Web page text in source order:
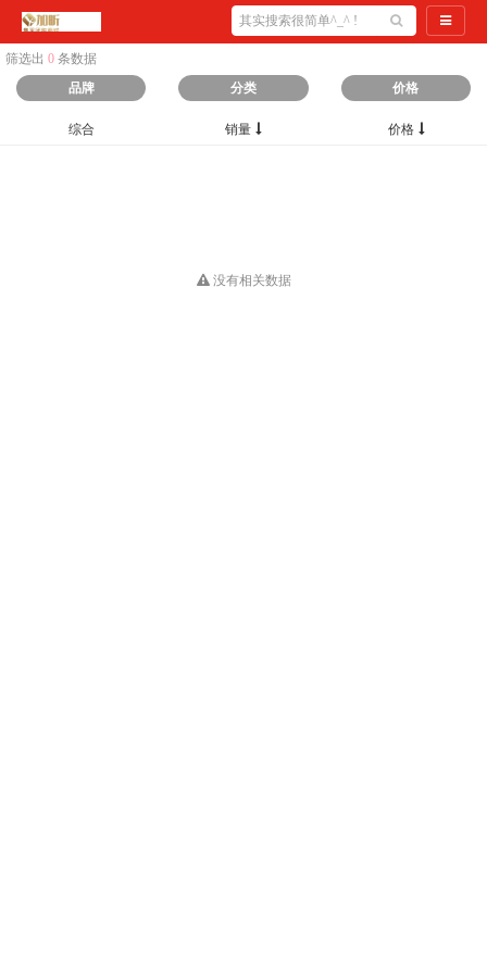
导航切
筛选出 0 条数据
品牌
分类 价格
综合 销量 价格
没有相关数据